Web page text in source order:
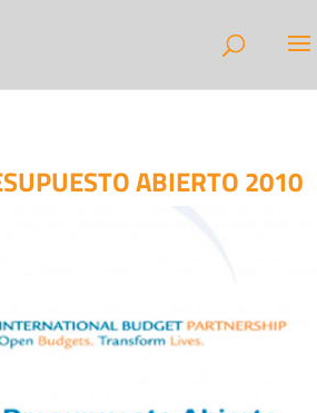
ABIERTO 2010